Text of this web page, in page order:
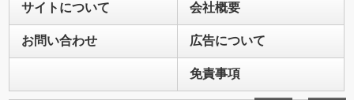
サイトについて 会社概要
お問い合わせ 広告について
免責事項